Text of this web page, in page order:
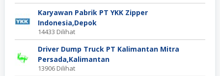
Karyawan Pabrik PT YKK Zipper
Indonesia,Depok
14433 Dilihat
Driver Dump Truck PT Kalimantan Mitra
Persada,Kalimantan
13906 Dilihat